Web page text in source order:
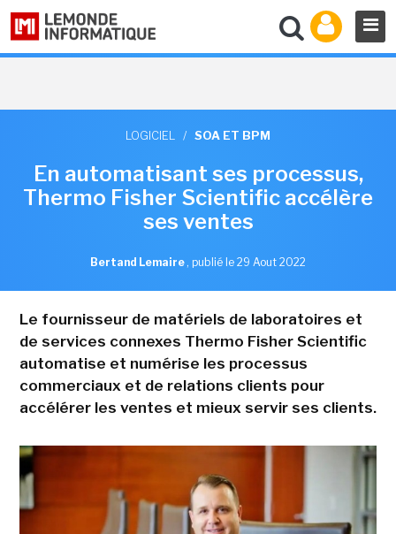
LOGICIEL / SOA ET BPM
En automatisant ses processus,
Thermo Fisher Scientific accélère
ses ventes
Bertand Lemaire , publié le 29 Aout 2022
Le fournisseur de matériels de laboratoires et
de services connexes Thermo Fisher Scientific
automatise et numérise les processus
commerciaux et de relations clients pour
accélérer les ventes et mieux servir ses clients.